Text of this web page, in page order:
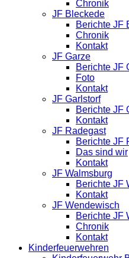
Chronik
JF Bleckede
Berichte JF
Chronik
Kontakt
JF Garze
Berichte JF
Foto
Kontakt
JF Garlstorf
Berichte JF
Kontakt
JF Radegast
Berichte JF
Das sind wir
Kontakt
JF Walmsburg
Berichte JF
Kontakt
JF Wendewisch
Berichte JF
Chronik
Kontakt
Kinderfeuerwehren